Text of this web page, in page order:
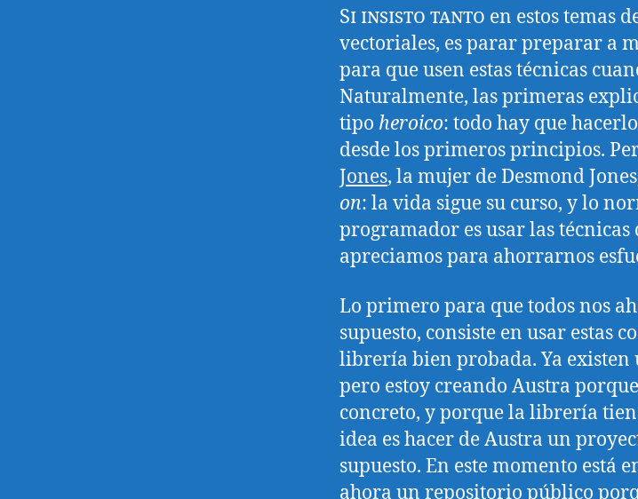
Si insisto tanto en estos temas
vectoriales, es parar preparar a
para que usen estas técnicas
Naturalmente, las primeras
tipo heroico: todo hay que
desde los primeros principios.
Jones, la mujer de Desmond
on: la vida sigue su curso, y lo
programador es usar las técnicas
apreciamos para ahorrarnos
Lo primero para que todos nos
supuesto, consiste en usar estas
librería bien probada. Ya existen
pero estoy creando Austra
concreto, y porque la librería
idea es hacer de Austra un
supuesto. En este momento está
ahora un repositorio público